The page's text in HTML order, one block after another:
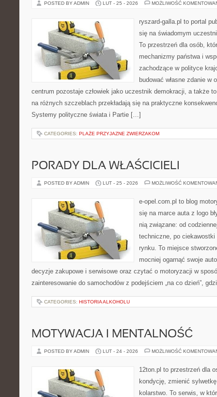
POSTED BY ADMIN LUT - 25 - 2026 MOŻLIWOŚĆ
ryszard-galla.pl to portal
się na świadomym
To przestrzeń dla osób,
mechanizmy państwa i
zachodzące w polityce
budować własne zdanie
centrum pozostaje człowiek jako uczestnik demokracji, a także
na różnych szczeblach przekładają się na praktyczne
Systemy polityczne świata i Partie […]
CATEGORIES: PLAŻE PRZYJAZNE ZWIERZAKOM
PORADY DLA WŁAŚCICIELI
POSTED BY ADMIN LUT - 25 - 2026 MOŻLIWOŚĆ
e-opel.com.pl to blog
się na marce auta z logo
nią związane: od
techniczne, po
rynku. To miejsce
mocniej ogarnąć swoje
decyzje zakupowe i serwisowe oraz czytać o motoryzacji w
zainteresowanie do samochodów z podejściem „na co dzień”,
CATEGORIES: HISTORIA ALKOHOLU
MOTYWACJA I MENTALNOŚĆ
POSTED BY ADMIN LUT - 24 - 2026 MOŻLIWOŚĆ
12ton.pl to przestrzeń dla
kondycję, zmienić
kolarstwo. To serwis, w